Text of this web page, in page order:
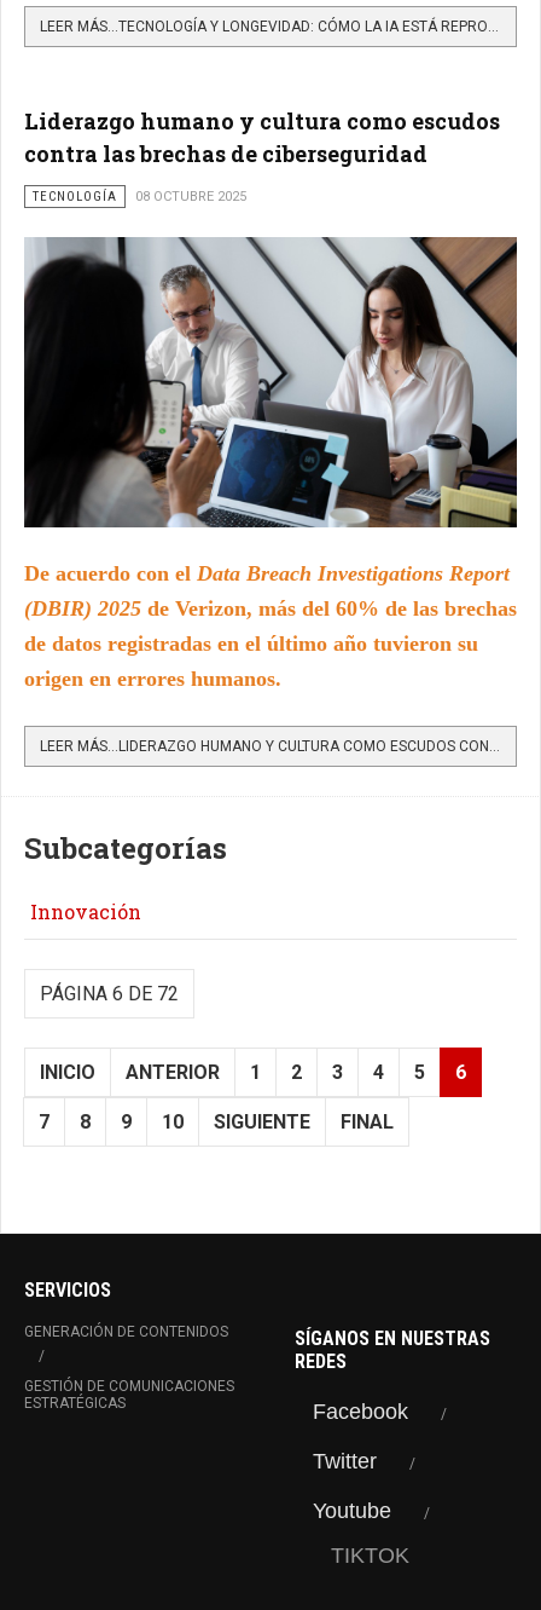
LEER MÁS…TECNOLOGÍA Y LONGEVIDAD: CÓMO LA IA ESTÁ REPROGRAMANDO LA FORMA EN QUE ENVEJECEMOS
Liderazgo humano y cultura como escudos
contra las brechas de ciberseguridad
TECNOLOGÍA 08 OCTUBRE 2025
De acuerdo con el Data Breach Investigations Report
(DBIR) 2025 de Verizon, más del 60% de las brechas
de datos registradas en el último año tuvieron su
origen en errores humanos.
LEER MÁS…LIDERAZGO HUMANO Y CULTURA COMO ESCUDOS CONTRA LAS BRECHAS DE CIBERSEGURIDAD
Subcategorías
Innovación
PÁGINA 6 DE 72
INICIO ANTERIOR 1 2 3 4 5 6
7 8 9 10 SIGUIENTE FINAL
SERVICIOS
GENERACIÓN DE CONTENIDOS
GESTIÓN DE COMUNICACIONES
ESTRATÉGICAS
SÍGANOS EN NUESTRAS
REDES
Facebook
Twitter
Youtube
TIKTOK